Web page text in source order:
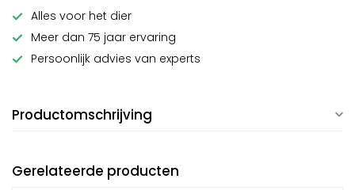
Alles voor het dier
Meer dan 75 jaar ervaring
Persoonlijk advies van experts
Productomschrijving
Gerelateerde producten